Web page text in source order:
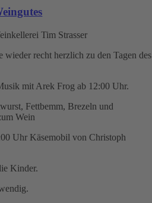
Tim Strasser
recht herzlich zu den Tagen des
mit Arek Frog ab 12:00 Uhr.
Fettbemm, Brezeln und
Wein
Uhr Käsemobil von Christoph
Kinder.